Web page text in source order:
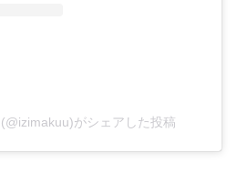
がシェアした投稿